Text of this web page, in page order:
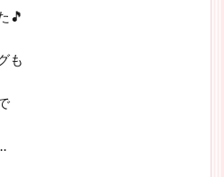
🎵
も